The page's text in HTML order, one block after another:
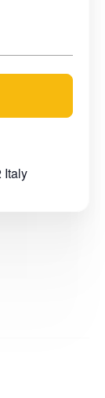
Italy